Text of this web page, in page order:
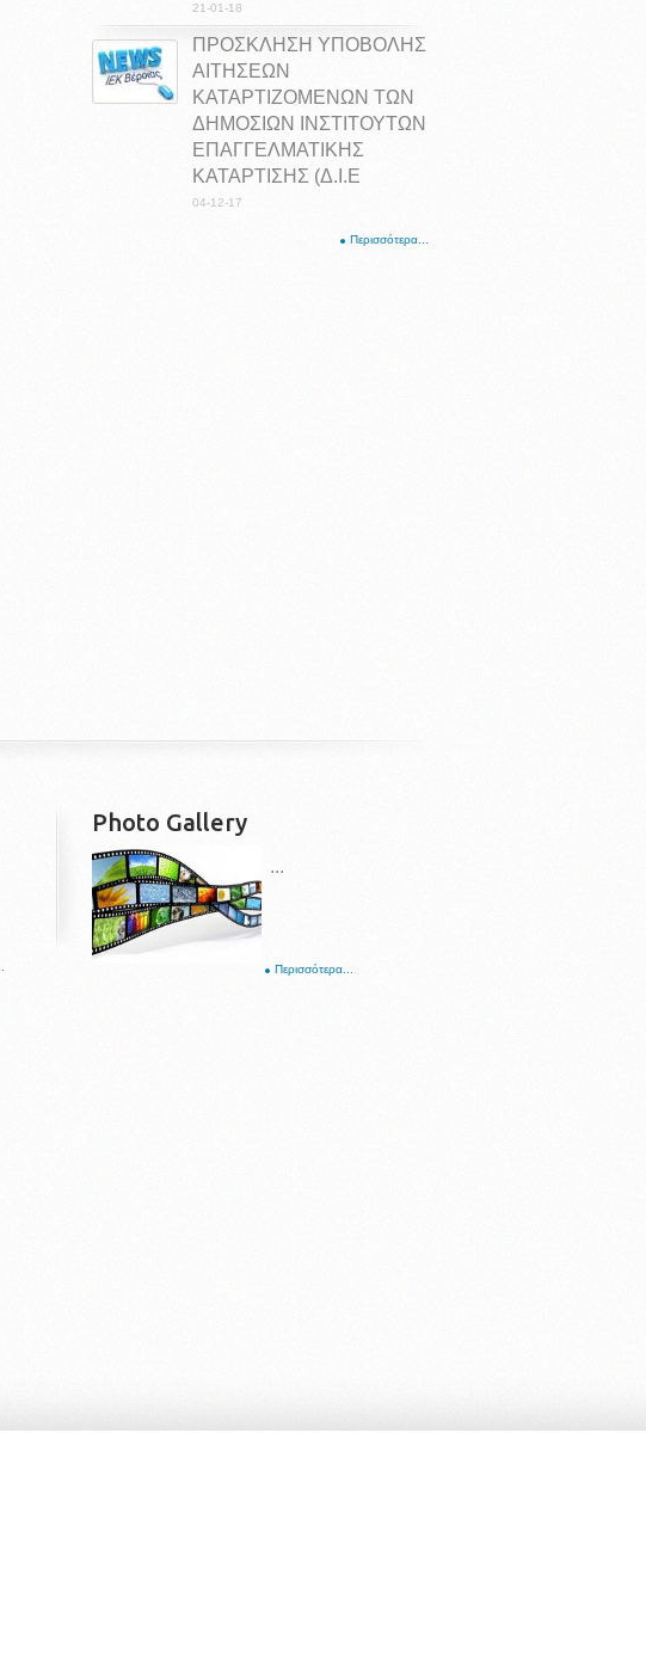
21-01-18
ΠΡΟΣΚΛΗΣΗ ΥΠΟΒΟΛΗΣ
ΑΙΤΗΣΕΩΝ
ΚΑΤΑΡΤΙΖΟΜΕΝΩΝ ΤΩΝ
ΔΗΜΟΣΙΩΝ ΙΝΣΤΙΤΟΥΤΩΝ
ΕΠΑΓΓΕΛΜΑΤΙΚΗΣ
ΚΑΤΑΡΤΙΣΗΣ (Δ.Ι.Ε
04-12-17
Περισσότερα...
Photo Gallery
...
Περισσότερα...